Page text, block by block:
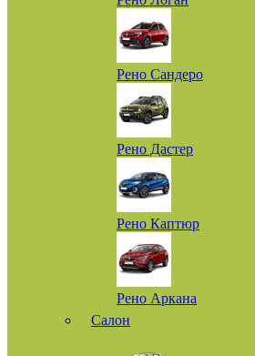
Рено Сандеро
Рено Дастер
Рено Каптюр
Рено Аркана
Салон